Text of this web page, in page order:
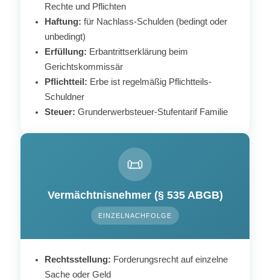
Rechte und Pflichten
Haftung: für Nachlass-Schulden (bedingt oder
unbedingt)
Erfüllung: Erbantrittserklärung beim
Gerichtskommissär
Pflichtteil: Erbe ist regelmäßig Pflichtteils-
Schuldner
Steuer: Grunderwerbsteuer-Stufentarif Familie
📜
Vermächtnisnehmer (§ 535 ABGB)
EINZELNACHFOLGE
Rechtsstellung: Forderungsrecht auf einzelne
Sache oder Geld